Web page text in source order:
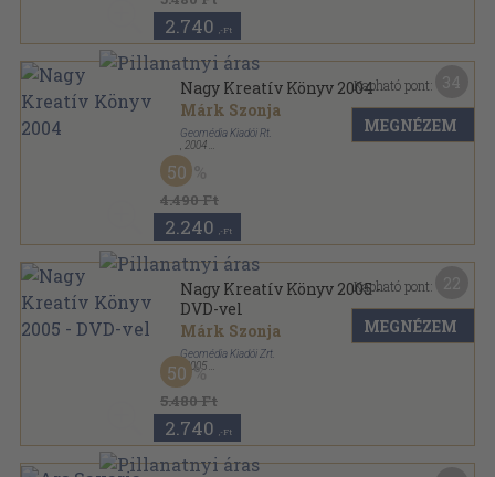
2.740 ,-Ft
Nagy Kreatív Könyv 2004
Márk Szonja
Geomédia Kiadói Rt.
2004
Vászon
Nagy Kreatív Könyv sorozat
4.490 Ft
50
2.240 ,-Ft
Kapható pont:
MEGNÉZEM
Nagy Kreatív Könyv 2005 -
DVD-vel
Márk Szonja
Geomédia Kiadói Zrt.
, 2005
Fűzött papírkötés
Nagy Kreatív Könyv sorozat
5.480 Ft
50
2.740 ,-Ft
Kapható pont:
MEGNÉZEM